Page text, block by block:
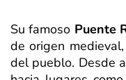
Su famoso Puente
de origen
del pueblo. Desde